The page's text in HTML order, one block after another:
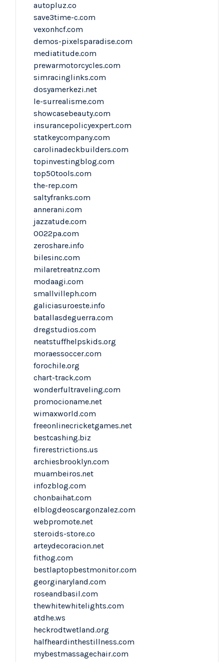
autopluz.co
save3time-c.com
vexonhcf.com
demos-pixelsparadise.com
mediatitude.com
prewarmotorcycles.com
simracinglinks.com
dosyamerkezi.net
le-surrealisme.com
showcasebeauty.com
insurancepolicyexpert.com
statkeycompany.com
carolinadeckbuilders.com
topinvestingblog.com
top50tools.com
the-rep.com
saltyfranks.com
annerani.com
jazzatude.com
0022pa.com
zeroshare.info
bilesinc.com
milaretreatnz.com
modaagi.com
smallvilleph.com
galiciasuroeste.info
batallasdeguerra.com
dregstudios.com
neatstuffhelpskids.org
moraessoccer.com
forochile.org
chart-track.com
wonderfultraveling.com
promocioname.net
wimaxworld.com
freeonlinecricketgames.net
bestcashing.biz
firerestrictions.us
archiesbrooklyn.com
muambeiros.net
infozblog.com
chonbaihat.com
elblogdeoscargonzalez.com
webpromote.net
steroids-store.co
arteydecoracion.net
fithog.com
bestlaptopbestmonitor.com
georginaryland.com
roseandbasil.com
thewhitewhitelights.com
atdhe.ws
heckrodtwetland.org
halfheardinthestillness.com
mybestmassagechair.com